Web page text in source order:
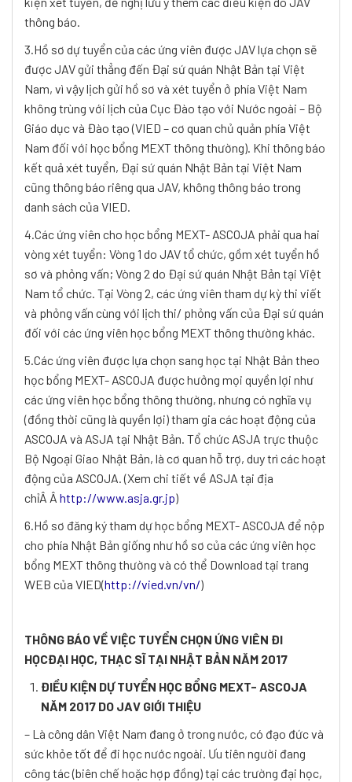
thông báo.
3.Hồ sơ dự tuyển của các ứng viên được JAV lựa chọn sẽ
được JAV gửi thẳng đến Đại sứ quán Nhật Bản tại Việt
Nam, vì vậy lịch gửi hồ sơ và xét tuyển ở phía Việt Nam
không trùng với lịch của Cục Đào tạo với Nước ngoài – Bộ
Giáo dục và Đào tạo (VIED – cơ quan chủ quản phía Việt
Nam đối với học bổng MEXT thông thường). Khi thông báo
kết quả xét tuyển, Đại sứ quán Nhật Bản tại Việt Nam
cũng thông báo riêng qua JAV, không thông báo trong
danh sách của VIED.
4.Các ứng viên cho học bổng MEXT- ASCOJA phải qua hai
vòng xét tuyển: Vòng 1 do JAV tổ chức, gồm xét tuyển hồ
sơ và phỏng vấn; Vòng 2 do Đại sứ quán Nhật Bản tại Việt
Nam tổ chức. Tại Vòng 2, các ứng viên tham dự kỳ thi viết
và phỏng vấn cùng với lịch thi/ phỏng vấn của Đại sứ quán
đối với các ứng viên học bổng MEXT thông thường khác.
5.Các ứng viên được lựa chọn sang học tại Nhật Bản theo
học bổng MEXT- ASCOJA được hưởng mọi quyền lợi như
các ứng viên học bổng thông thường, nhưng có nghĩa vụ
(đồng thời cũng là quyền lợi) tham gia các hoạt động của
ASCOJA và ASJA tại Nhật Bản. Tổ chức ASJA trực thuộc
Bộ Ngoại Giao Nhật Bản, là cơ quan hỗ trợ, duy trì các hoạt
động của ASCOJA. (Xem chi tiết về ASJA tại địa
chỉÂ Â http://www.asja.gr.jp)
6.Hồ sơ đăng ký tham dự học bổng MEXT- ASCOJA để nộp
cho phía Nhật Bản giống như hồ sơ của các ứng viên học
bổng MEXT thông thường và có thể Download tại trang
WEB của VIED(http://vied.vn/vn/)
THÔNG BÁO VỀ VIỆC TUYỂN CHỌN ỨNG VIÊN ĐI
HỌCĐẠI HỌC, THẠC SĨ TẠI NHẬT BẢN NĂM 2017
ĐIỀU KIỆN DỰ TUYỂN HỌC BỔNG MEXT- ASCOJA
NĂM 2017 DO JAV GIỚI THIỆU
– Là công dân Việt Nam đang ở trong nước, có đạo đức và
sức khỏe tốt để đi học nước ngoài. Ưu tiên người đang
công tác (biên chế hoặc hợp đồng) tại các trường đại học,